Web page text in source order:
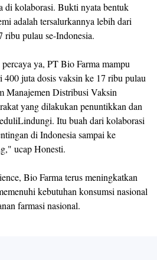
di kolaborasi. Bukti nyata bentuk
adalah tersalurkannya lebih dari
ribu pulau se-Indonesia.
ya, PT Bio Farma mampu
juta dosis vaksin ke 17 ribu pulau
Manajemen Distribusi Vaksin
yang dilakukan penuntikkan dan
Itu buah dari kolaborasi
di Indonesia sampai ke
ucap Honesti.
Bio Farma terus meningkatkan
kebutuhan konsumsi nasional
farmasi nasional.